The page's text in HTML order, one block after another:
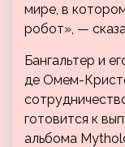
мире, в
робот», —
Бангальтер и
де Омем-
готовится к
альбома